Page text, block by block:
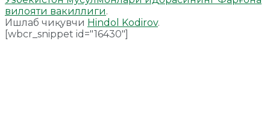
вилояти вакиллиги.
Ишлаб чиқувчи Hindol Kodirov.
[wbcr_snippet id="16430"]